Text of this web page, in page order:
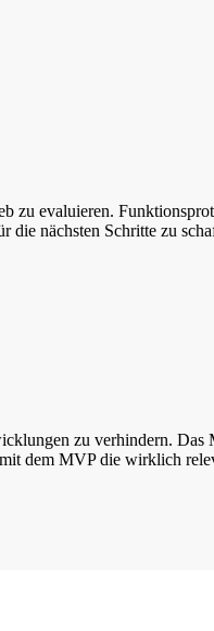
zu evaluieren.
nächsten Schritte zu
zu verhindern.
dem MVP die wirklich